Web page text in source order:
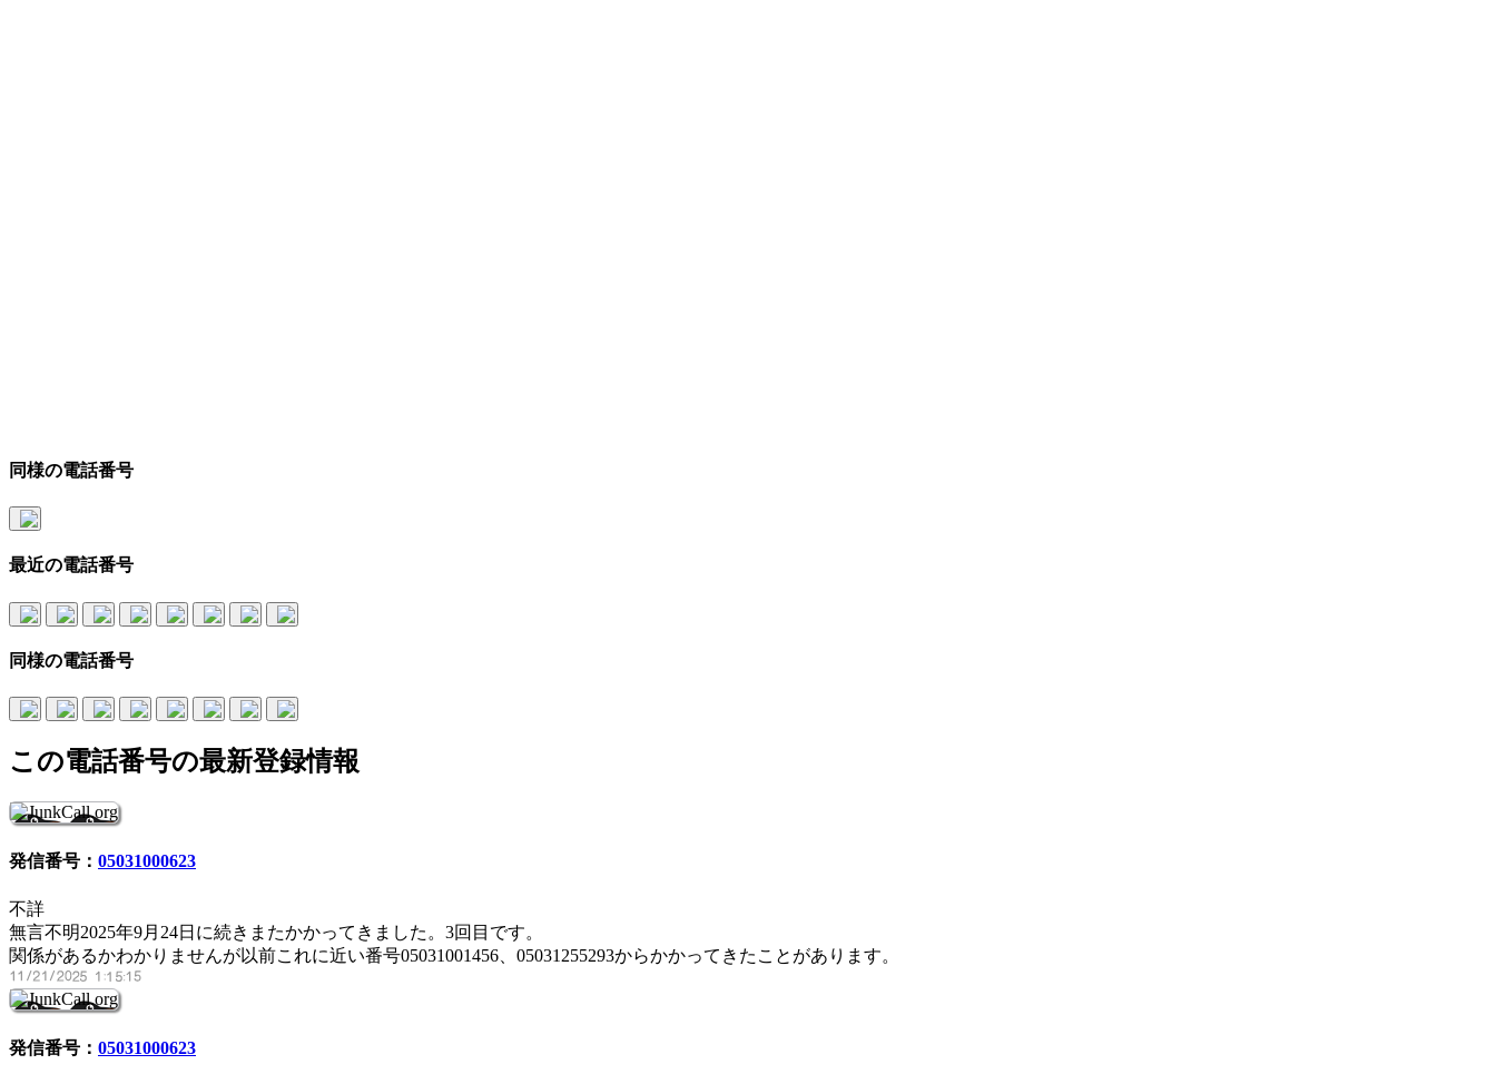
同様の電話番号
最近の電話番号
同様の電話番号
この電話番号の最新登録情報
発信番号： 05031000623
不詳
無言不明2025年9月24日に続きまたかかってきました。3回目です。
関係があるかわかりませんが以前これに近い番号05031001456、05031255293からかかってきたことがあります。
発信番号： 05031000623